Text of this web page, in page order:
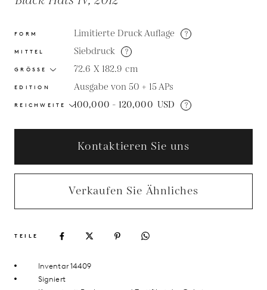
FORM Limitierte Druck Auflage ?
MITTEL Siebdruck ?
GRÖSSE 72.6 X 182.9 cm
EDITION Ausgabe von 50 + 15 APs
REICHWEITE 100,000 - 120,000 USD ?
Kontaktieren Sie uns
Verkaufen Sie Ähnliches
TEILE
Inventar 14409
Signiert